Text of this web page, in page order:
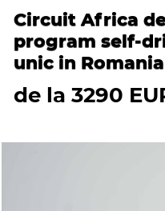
Circuit Africa de
program self-
unic in Romania
de la 3290